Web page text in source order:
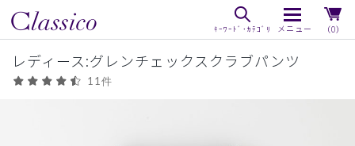
（0）
レディース:グレンチェックスクラブパンツ
11件